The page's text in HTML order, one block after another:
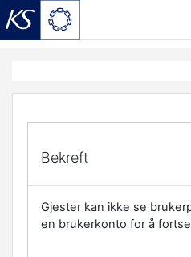
Bekreft
Gjester kan ikke se
en brukerkonto for å